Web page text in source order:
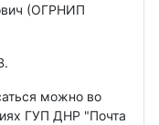
(ОГРНИП
можно во
ГУП ДНР "Почта